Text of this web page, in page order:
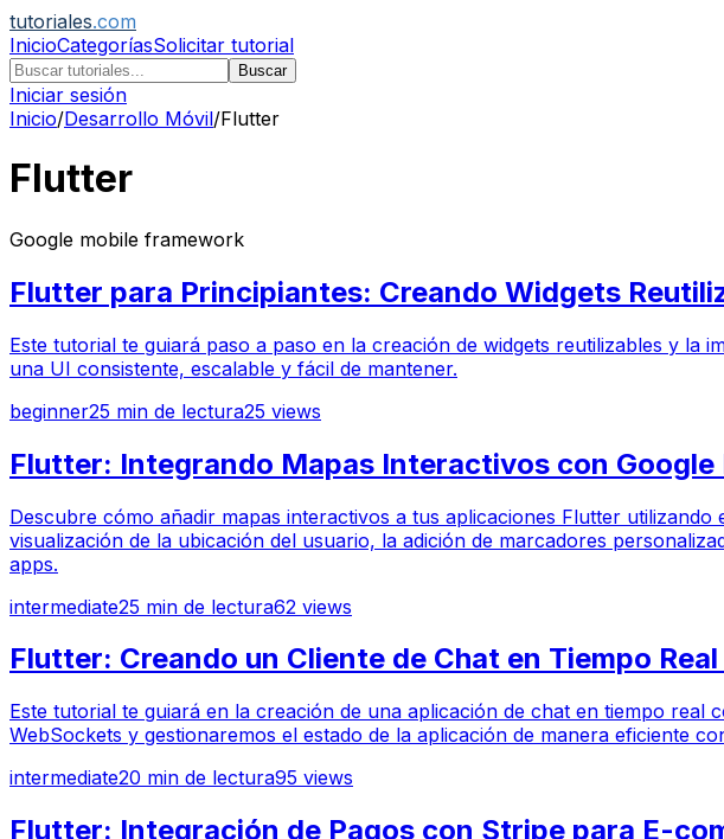
tutoriales.com
InicioCategoríasSolicitar tutorial
Buscar
Iniciar sesión
Inicio/Desarrollo Móvil/Flutter
Flutter
Google mobile framework
Flutter para Principiantes: Creando Widgets
Este tutorial te guiará paso a paso en la creación de widgets reutilizables y la
una UI consistente, escalable y fácil de mantener.
beginner25 min de lectura25 views
Flutter: Integrando Mapas Interactivos con
Descubre cómo añadir mapas interactivos a tus aplicaciones Flutter
visualización de la ubicación del usuario, la adición de marcadores
apps.
intermediate25 min de lectura62 views
Flutter: Creando un Cliente de Chat en Tiempo
Este tutorial te guiará en la creación de una aplicación de chat en tiempo
WebSockets y gestionaremos el estado de la aplicación de manera eficiente
intermediate20 min de lectura95 views
Flutter: Integración de Pagos con Stripe para E-